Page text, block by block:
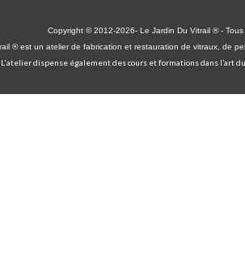
Copyright © 2012-2026- Le Jardin Du Vitrail ® - Tous
® est un atelier de fabrication et restauration de vitraux, de
L'atelier dispense également des cours et formations dans l’art